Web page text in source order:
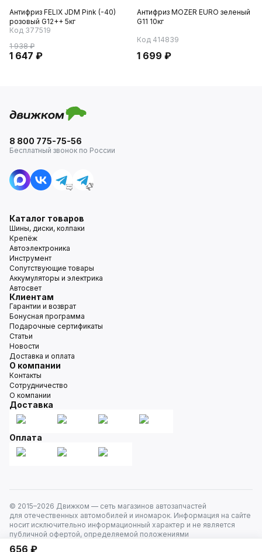
Антифриз FELIX JDM Pink (-40)
розовый G12++ 5кг
Код 377519
1 938 ₽
1 647 ₽
Антифриз MOZER EURO зеленый
G11 10кг
Код 414839
1 699 ₽
656 ₽
8 800 775-75-56
Бесплатный звонок по России
Каталог товаров
Шины, диски, колпаки
Крепёж
Автоэлектроника
Инструмент
Сопутствующие товары
Аккумуляторы и электрика
Автосвет
Клиентам
Гарантии и возврат
Бонусная программа
Подарочные сертификаты
Статьи
Новости
Доставка и оплата
О компании
Контакты
Сотрудничество
О компании
Доставка
Оплата
© 2015–2026 Движком — сеть магазинов автозапчастей
для отечественных автомобилей и иномарок. Информация на сайте
носит исключительно информационный характер и не является
публичной офертой, определяемой положениями